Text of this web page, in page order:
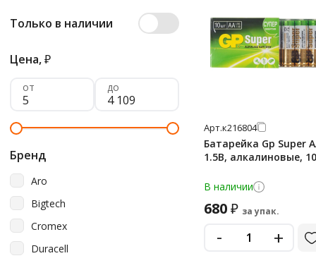
Только в наличии
Цена,₽
от до
Бренд
Aro
Bigtech
Cromex
Duracell
Арт.к216804
Батарейка Gp Super
1.5В, алкалиновые,
В наличии
680₽ за упак.
- +